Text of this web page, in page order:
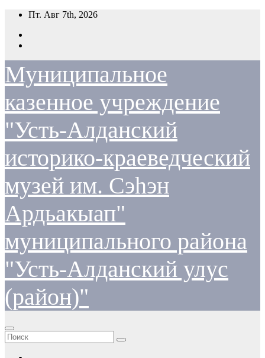
Перейти
содержимому
Пт. Авг 7th, 2026
Муниципальное
казенное учреждение
"Усть-Алданский
историко-краеведческий
музей им. Сэһэн
Ардьакыап"
муниципального района
"Усть-Алданский улус
(район)"